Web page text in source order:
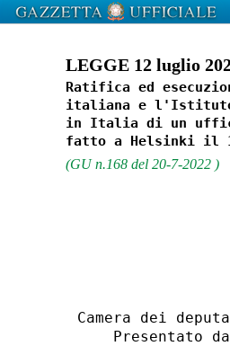
LEGGE 12 luglio
Ratifica ed
italiana e l'Istituto
in Italia di un
(GU n.168 del 20-7-2022 )
Camera dei
Presentato